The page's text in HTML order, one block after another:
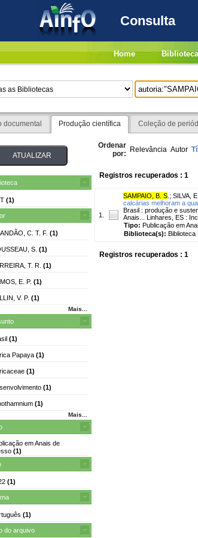
Consulta
Home
documental Produção científica Coleção de
(1)
C. T. F. (1)
S. (1)
T. R. (1)
E. P. (1)
V. P. (1)
Mais...
(1)
Papaya (1)
(1)
(1)
(1)
Mais...
em Anais de
(1)
(1)
(1)
do arquivo
Ordenar
por: Relevância Autor
Registros recuperados : 1
1.
SAMPAIO, B. S ; SILVA,
calcárias melhoram a
Brasil : produção e
Anais... Linhares, ES :
Tipo: Publicação em
Biblioteca(s): Biblioteca
Registros recuperados : 1